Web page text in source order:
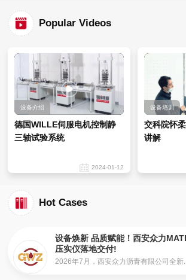
Popular Videos
设备介绍
德国WILLE伺服电机控制静
三轴试验系统
2024-01-12
设备培训
交科院怀
讲解
Hot Cases
设备焕新 品质赋能！西安众力
压实仪落地交付!
2026年7月，西安众力沥青有限公司全新...